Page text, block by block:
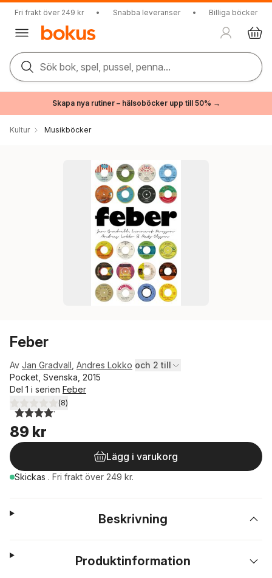
Fri frakt över 249 kr • Snabba leveranser • Billiga böcker
Sök bok, spel, pussel, penna...
Skapa nya rutiner – hälsoböcker upp till 50% →
Kultur Musikböcker
Feber
Av Jan Gradvall Andres Lokko och 2 till
Pocket, Svenska, 2015
Del 1 i serien Feber
4,1utav 5 stjärnor. Totalt antal röster:
(8)
89 kr
Lägg i varukorg
Skickas . Fri frakt över 249 kr.
Beskrivning
Produktinformation